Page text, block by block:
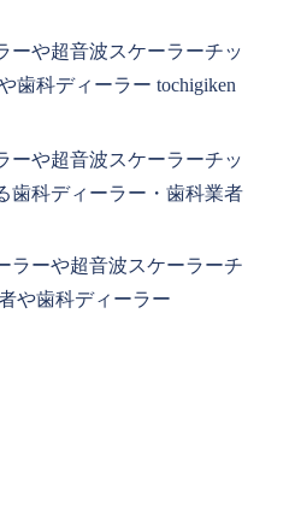
ーや超音波スケーラーチッ
歯科ディーラー tochigiken
ーや超音波スケーラーチッ
歯科ディーラー・歯科業者
ラーや超音波スケーラーチ
や歯科ディーラー